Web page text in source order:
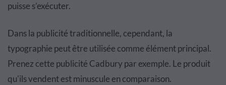
puisse s’exécuter.
Dans la publicité traditionnelle, cependant, la
typographie peut être utilisée comme élément principal.
Prenez cette publicité Cadbury par exemple. Le produit
qu'ils vendent est minuscule en comparaison.